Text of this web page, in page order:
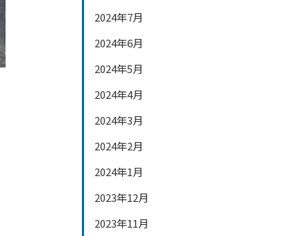
2024年7月
2024年6月
2024年5月
2024年4月
2024年3月
2024年2月
2024年1月
2023年12月
2023年11月